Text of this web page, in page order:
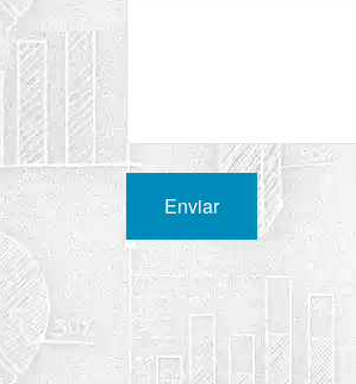
Enviar